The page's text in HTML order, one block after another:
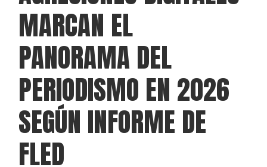
MARCAN EL
PANORAMA DEL
PERIODISMO EN 2026
SEGÚN INFORME DE
FLED